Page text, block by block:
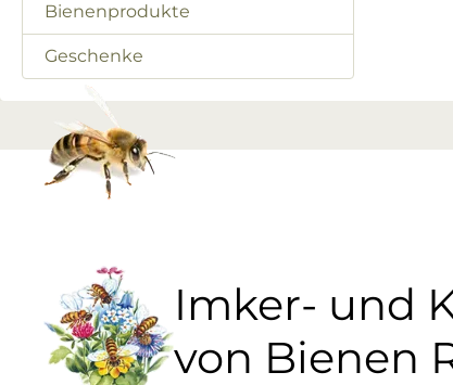
Bienenprodukte
Geschenke
Imker- und
von Bienen